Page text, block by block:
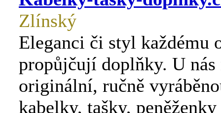
Zlínský
Eleganci či styl každému
propůjčují doplňky. U nás
originální, ručně
kabelky, tašky,